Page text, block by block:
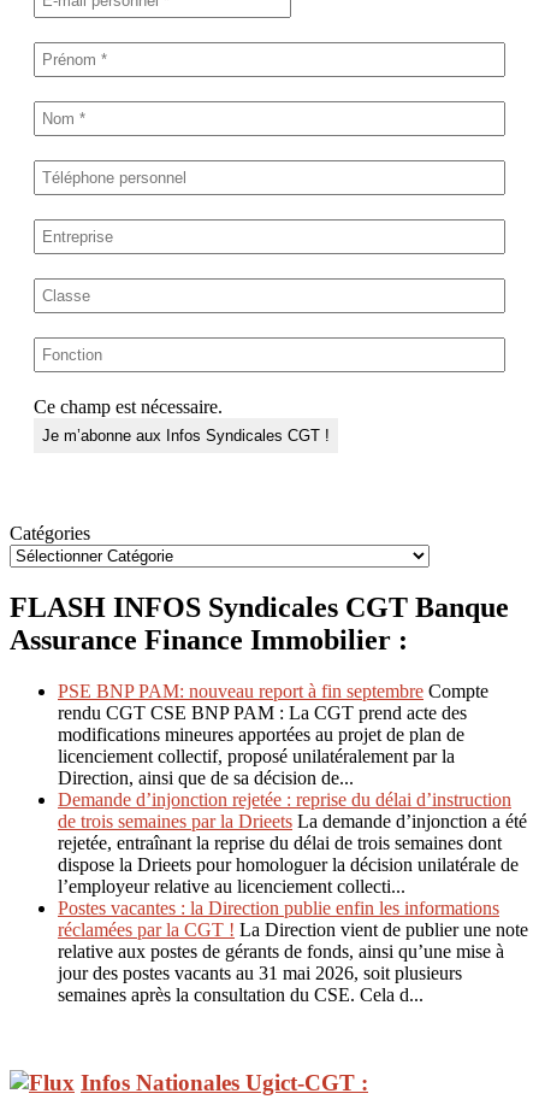
Ce champ est nécessaire.
Catégories
FLASH INFOS Syndicales CGT Banque
Assurance Finance Immobilier :
PSE BNP PAM: nouveau report à fin septembre Compte
rendu CGT CSE BNP PAM : La CGT prend acte des
modifications mineures apportées au projet de plan de
licenciement collectif, proposé unilatéralement par la
Direction, ainsi que de sa décision de...
Demande d’injonction rejetée : reprise du délai d’instruction
de trois semaines par la Drieets La demande d’injonction a été
rejetée, entraînant la reprise du délai de trois semaines dont
dispose la Drieets pour homologuer la décision unilatérale de
l’employeur relative au licenciement collecti...
Postes vacantes : la Direction publie enfin les informations
réclamées par la CGT ! La Direction vient de publier une note
relative aux postes de gérants de fonds, ainsi qu’une mise à
jour des postes vacants au 31 mai 2026, soit plusieurs
semaines après la consultation du CSE. Cela d...
Infos Nationales Ugict-CGT :